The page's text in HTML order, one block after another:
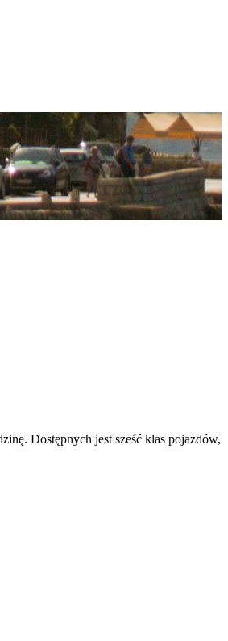
Dostępnych jest sześć klas pojazdów,